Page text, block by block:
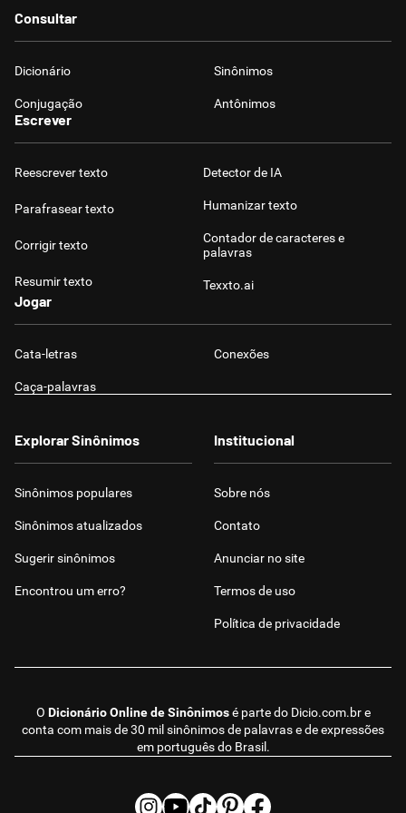
Consultar
Dicionário Sinônimos
Conjugação Antônimos
Escrever
Reescrever texto
Parafrasear texto
Corrigir texto
Resumir texto
Detector de IA
Humanizar texto
Contador de caracteres e
palavras
Texxto.ai
Jogar
Cata-letras Conexões
Caça-palavras
O Dicionário Online de Sinônimosé parte do Dicio.com.bre
conta com mais de 30 mil sinônimos de palavras e de expressões
em português do Brasil.
Explorar Sinônimos
Sinônimos populares
Sinônimos atualizados
Sugerir sinônimos
Encontrou um erro?
Institucional
Sobre nós
Contato
Anunciar no site
Termos de uso
Política de privacidade